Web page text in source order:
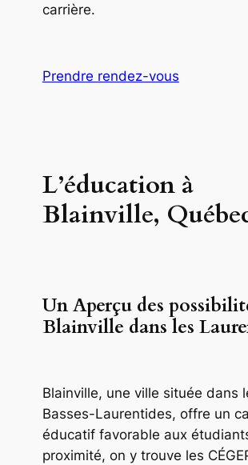
carrière.
Prendre rendez-vous
L’éducation à
Blainville,
Un Aperçu des
Blainville dans les
Blainville, une ville située dans
Basses-Laurentides, offre un
éducatif favorable aux
proximité, on y trouve les